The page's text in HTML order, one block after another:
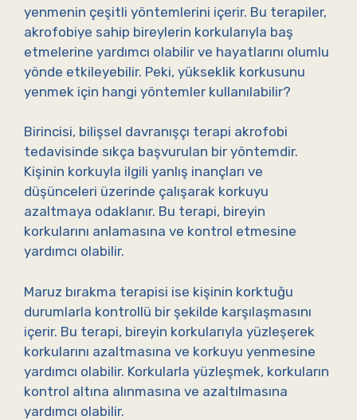
yenmenin çeşitli yöntemlerini içerir. Bu terapiler,
akrofobiye sahip bireylerin korkularıyla baş
etmelerine yardımcı olabilir ve hayatlarını olumlu
yönde etkileyebilir. Peki, yükseklik korkusunu
yenmek için hangi yöntemler kullanılabilir?
Birincisi, bilişsel davranışçı terapi akrofobi
tedavisinde sıkça başvurulan bir yöntemdir.
Kişinin korkuyla ilgili yanlış inançları ve
düşünceleri üzerinde çalışarak korkuyu
azaltmaya odaklanır. Bu terapi, bireyin
korkularını anlamasına ve kontrol etmesine
yardımcı olabilir.
Maruz bırakma terapisi ise kişinin korktuğu
durumlarla kontrollü bir şekilde karşılaşmasını
içerir. Bu terapi, bireyin korkularıyla yüzleşerek
korkularını azaltmasına ve korkuyu yenmesine
yardımcı olabilir. Korkularla yüzleşmek, korkuların
kontrol altına alınmasına ve azaltılmasına
yardımcı olabilir.